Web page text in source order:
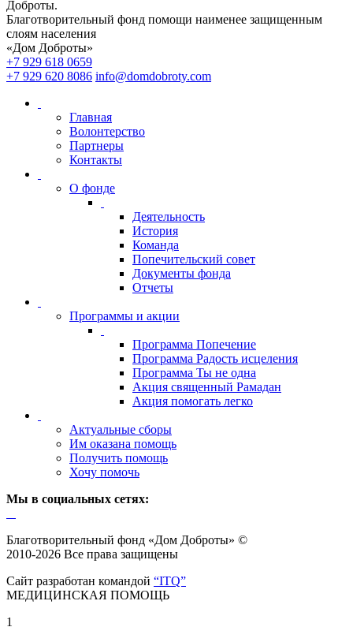
Доброты.
Благотворительный фонд помощи наименее защищенным
слоям населения
«Дом Доброты»
+7 929 618 0659
+7 929 620 8086 info@domdobroty.com
Главная
Волонтерство
Партнеры
Контакты
О фонде
Деятельность
История
Команда
Попечительский совет
Документы фонда
Отчеты
Программы и акции
Программа Попечение
Программа Радость исцеления
Программа Ты не одна
Акция священный Рамадан
Акция помогать легко
Актуальные сборы
Им оказана помощь
Получить помощь
Хочу помочь
Мы в социальных сетях:
Благотворительный фонд «Дом Доброты» ©
2010-2026 Все права защищены
Сайт разработан командой “ITQ”
МЕДИЦИНСКАЯ ПОМОЩЬ
1